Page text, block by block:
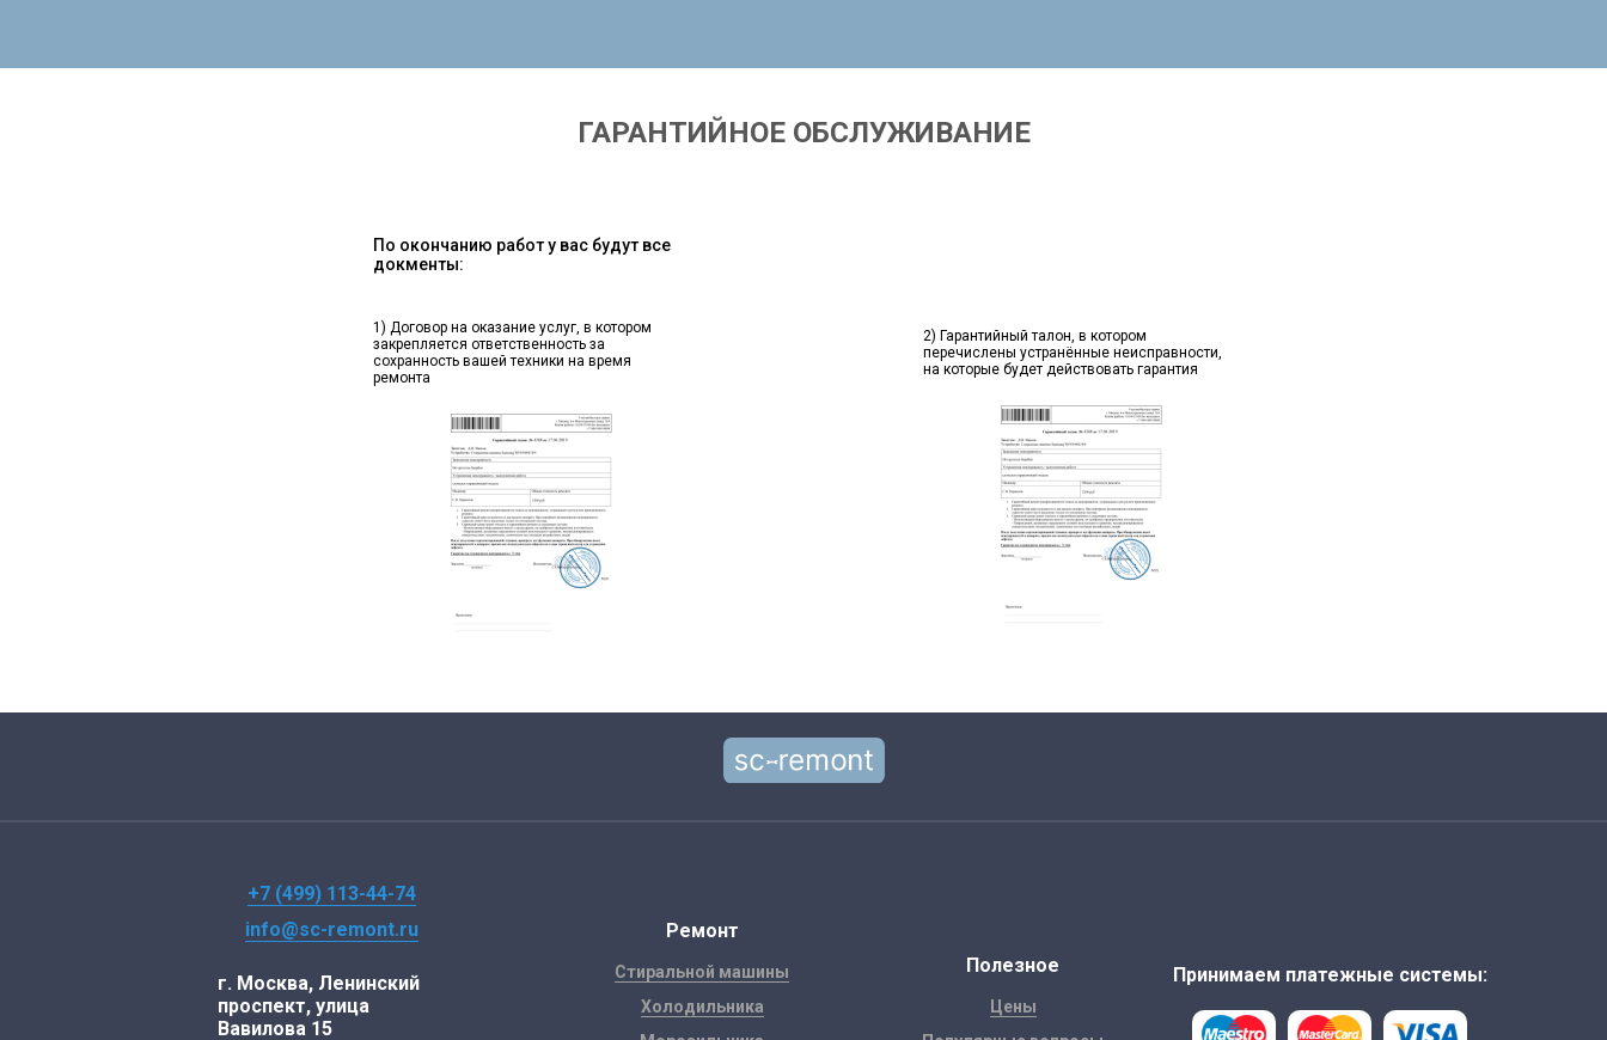
ГАРАНТИЙНОЕ ОБСЛУЖИВАНИЕ
По окончанию работ у вас будут все
докменты:
1) Договор на оказание услуг, в котором
закрепляется ответственность за
сохранность вашей техники на время
ремонта
2) Гарантийный талон, в котором
перечислены устранённые неисправности,
на которые будет действовать гарантия
+7 (499) 113-44-74
info@sc-remont.ru
г. Москва, Ленинский
проспект, улица
Вавилова 15
Ремонт
Стиральной машины
Холодильника
Полезное
Цены
Принимаем платежные системы: